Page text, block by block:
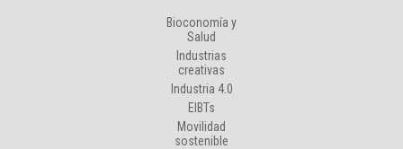
Bioconomía y
Salud
Industrias
creativas
Industria 4.0
EIBTs
Movilidad
sostenible